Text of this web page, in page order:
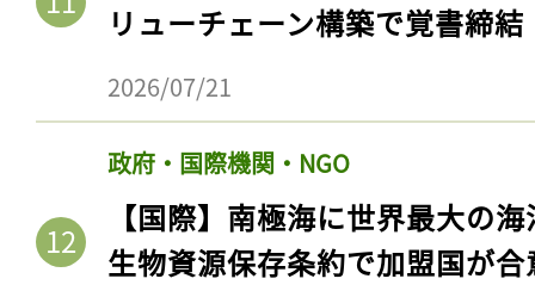
リューチェーン構築で覚書締結
2026/07/21
政府・国際機関・NGO
【国際】南極海に世界最大の
生物資源保存条約で加盟国が合
記事をお気に入りに
ログインが必